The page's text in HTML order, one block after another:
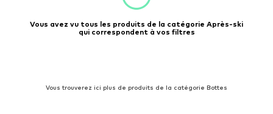
Vous avez vu tous les produits de la catégorie Après-ski
qui correspondent à vos filtres
Vous trouverez ici plus de produits de la catégorie Bottes